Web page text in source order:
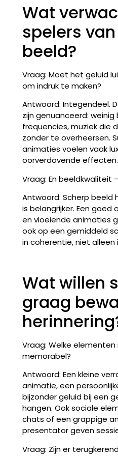
Wat
spelers
beeld?
Vraag: Moet het geluid
om indruk te maken?
Antwoord: Integendeel.
zijn genuanceerd:
frequencies, muziek die
zonder te overheersen.
animaties voelen vaak
oorverdovende effecten.
Vraag: En beeldkwaliteit
Antwoord: Scherp beeld
is belangrijker. Een
en vloeiende animaties
ook op een gemiddeld
in coherentie, niet alleen
Wat willen
graag
Vraag: Welke
memorabel?
Antwoord: Een kleine
animatie, een
bijzonder geluid bij een
hangen. Ook sociale
chats of een grappige
presentator geven
Vraag: Zijn er